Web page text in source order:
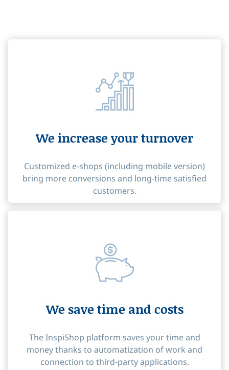
We increase your turnover
Customized e-shops (including mobile version)
bring more conversions and long-time satisfied
customers.
We save time and costs
The InspiShop platform saves your time and
money thanks to automatization of work and
connection to third-party applications.